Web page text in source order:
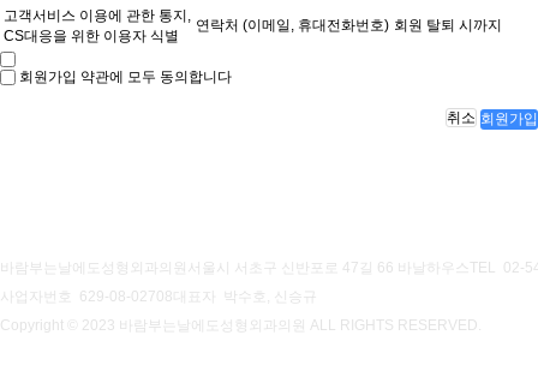
고객서비스 이용에 관한 통지,
CS대응을 위한 이용자 식별
연락처 (이메일, 휴대전화번호) 회원 탈퇴 시까지
회원가입 약관에 모두 동의합니다
취소 회원가입
바람부는날에도성형외과의원 서울시 서초구 신반포로 47길 66 바날하우스 TEL 02-
사업자번호 629-08-02708 대표자 박수호, 신승규
Copyright © 2023 바람부는날에도성형외과의원 ALL RIGHTS RESERVED.